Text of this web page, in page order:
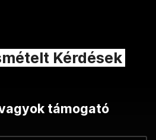
Kérdések
támogató